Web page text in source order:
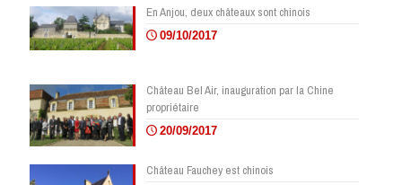
En Anjou, deux châteaux sont chinois
09/10/2017
Château Bel Air, inauguration par la Chine
propriétaire
20/09/2017
Château Fauchey est chinois